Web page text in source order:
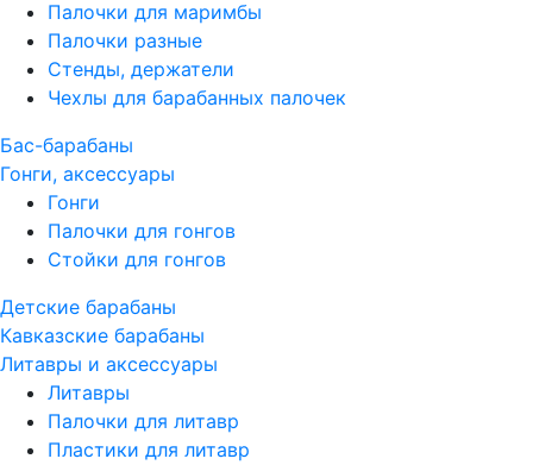
Палочки для маримбы
Палочки разные
Стенды, держатели
Чехлы для барабанных палочек
Бас-барабаны
Гонги, аксессуары
Гонги
Палочки для гонгов
Стойки для гонгов
Детские барабаны
Кавказские барабаны
Литавры и аксессуары
Литавры
Палочки для литавр
Пластики для литавр